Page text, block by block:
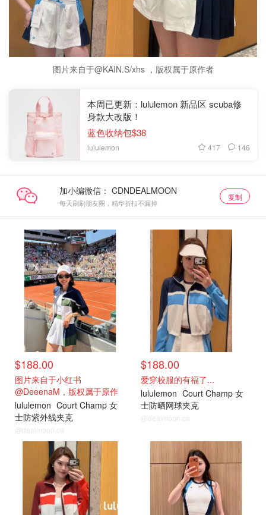
图片来自于@KAIN.S/xhs ，版权属于原作者
本周已更新：lululemon 新品区 scuba修
身款大改版！
蓝色收纳包$38
lululemon 417 146
加小编微信：
每天刷刷朋友圈，精华折扣不漏掉
复制
$188.00
图片来自于小红书
@DeeenaM，版权属于原作
者
lululemon Court Champ 女
士防紫外线夹克
@dealmoon.ca
$188.00
爱穿校服的有福了...
lululemon Court Champ 女
士防晒网球夹克
@dealmoon.ca